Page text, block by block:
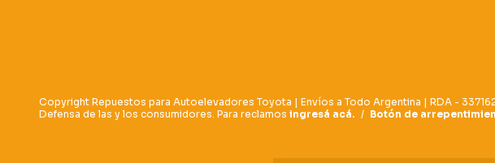
Copyright Repuestos para Autoelevadores Toyota | Envíos a Todo Argentina | RDA -
Defensa de las y los consumidores. Para reclamos ingresá acá. / Botón de